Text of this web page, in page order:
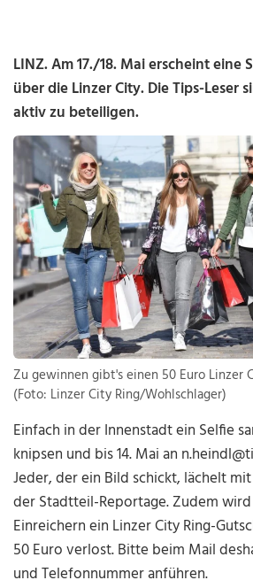
LINZ. Am 17./18. Mai erscheint
über die Linzer City. Die Tips-Leser
aktiv zu beteiligen.
Zu gewinnen gibt's einen 50 Euro Linzer
(Foto: Linzer City Ring/Wohlschlager)
Einfach in der Innenstadt ein Selfie
knipsen und bis 14. Mai an
Jeder, der ein Bild schickt, lächelt
der Stadtteil-Reportage. Zudem
Einreichern ein Linzer City Ring-
50 Euro verlost. Bitte beim Mail
und Telefonnummer anführen.